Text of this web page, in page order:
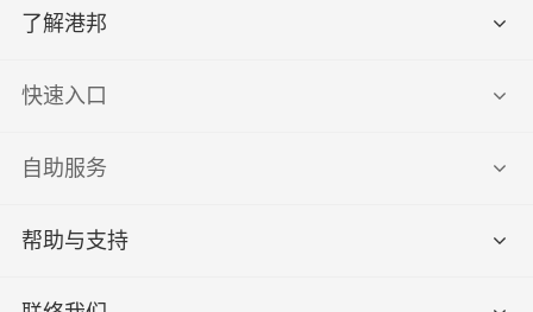
了解港邦
快速入口
自助服务
帮助与支持